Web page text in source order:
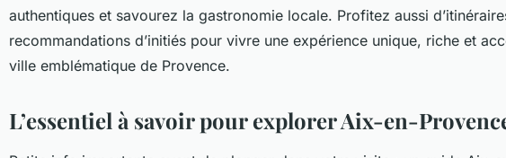
authentiques et savourez la gastronomie locale. Profitez aussi
recommandations d’initiés pour vivre une expérience unique, riche et
ville emblématique de Provence.
L’essentiel à savoir pour explorer Aix-en-